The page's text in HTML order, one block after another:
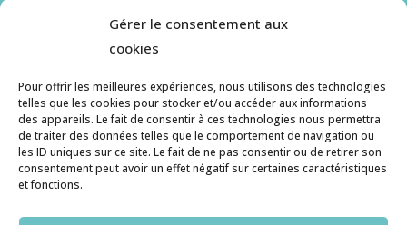
Gérer le consentement aux
cookies
Pour offrir les meilleures expériences, nous utilisons des technologies
telles que les cookies pour stocker et/ou accéder aux informations
des appareils. Le fait de consentir à ces technologies nous permettra
de traiter des données telles que le comportement de navigation ou
les ID uniques sur ce site. Le fait de ne pas consentir ou de retirer son
consentement peut avoir un effet négatif sur certaines caractéristiques
et fonctions.
Histoire de pâtes utilise des cookies. Pour en
savoir plus, ainsi que sur la politique de
confidentialité, cliquez ici.